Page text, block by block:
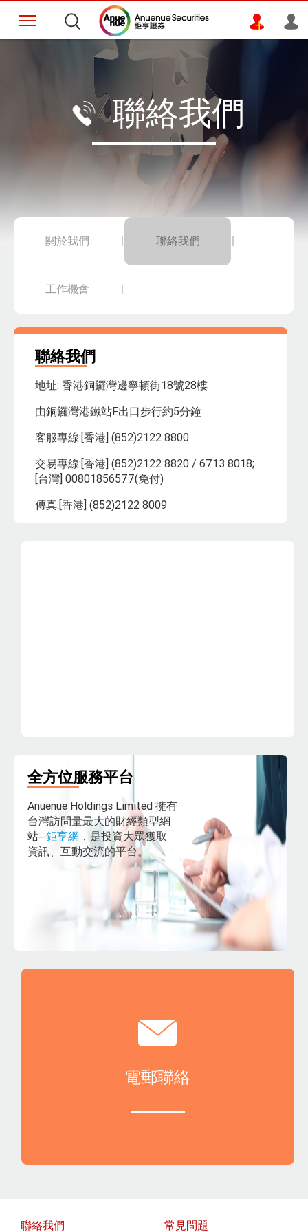
聯絡我們
關於我們 聯絡我們
工作機會
聯絡我們
地址: 香港銅鑼灣邊寧頓街18號28樓
由銅鑼灣港鐵站F出口步行約5分鐘
客服專線:[香港] (852)2122 8800
交易專線:[香港] (852)2122 8820 / 6713 8018;
[台灣] 00801856577(免付)
傳真:[香港] (852)2122 8009
全方位服務平台
Anuenue Holdings Limited 擁有
台灣訪問量最大的財經類型網
站─鉅亨網 ，是投資大眾獲取
資訊、互動交流的平台。
電郵聯絡
聯絡我們 常見問題